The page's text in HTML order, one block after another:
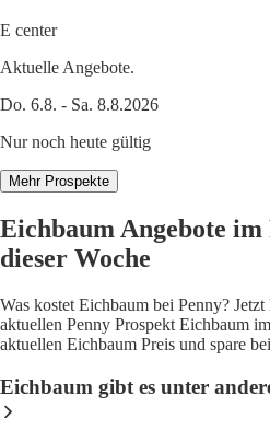
E center
Aktuelle Angebote.
Do. 6.8. - Sa. 8.8.2026
Nur noch heute gültig
Mehr Prospekte
Eichbaum Angebote
dieser Woche
Was kostet Eichbaum bei Penny?
aktuellen Penny Prospekt Eichbaum
aktuellen Eichbaum Preis und spare
Eichbaum gibt es unter